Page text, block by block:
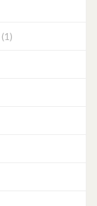
(1)